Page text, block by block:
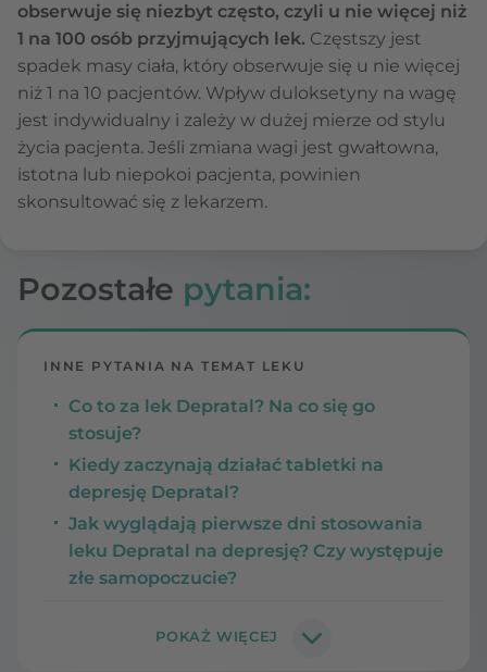
obserwuje się niezbyt często, czyli u nie więcej niż
1 na 100 osób przyjmujących lek. Częstszy jest
spadek masy ciała, który obserwuje się u nie więcej
niż 1 na 10 pacjentów. Wpływ duloksetyny na wagę
jest indywidualny i zależy w dużej mierze od stylu
życia pacjenta. Jeśli zmiana wagi jest gwałtowna,
istotna lub niepokoi pacjenta, powinien
skonsultować się z lekarzem.
Pozostałe pytania:
INNE PYTANIA NA TEMAT LEKU
Co to za lek Depratal? Na co się go
stosuje?
Kiedy zaczynają działać tabletki na
depresję Depratal?
Jak wyglądają pierwsze dni stosowania
leku Depratal na depresję? Czy występuje
złe samopoczucie?